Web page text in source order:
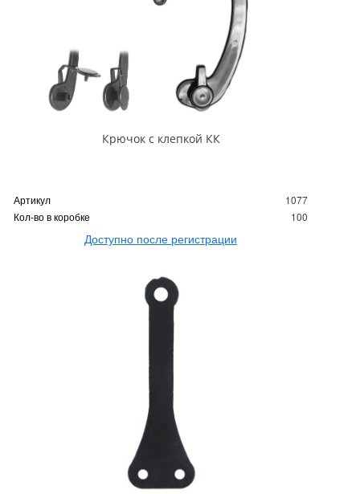
Крючок с клепкой КК
Артикул
1077
Кол-во в коробке
100
Доступно после регистрации